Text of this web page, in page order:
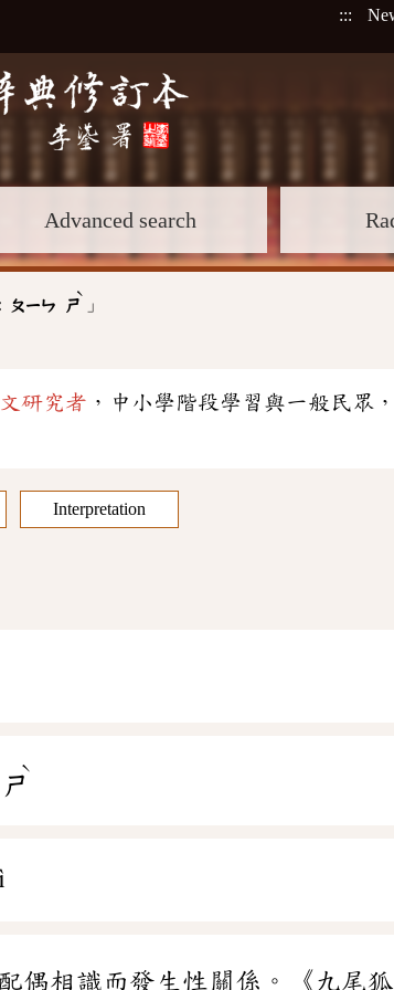
:::
Advanced search
ㄆㄧㄣ ㄕ
ˋ
」
研究者 ，中小學階段學習與一般民眾
Interpretation
ㄕ
ˋ
偶相識而發生性關係。《九尾